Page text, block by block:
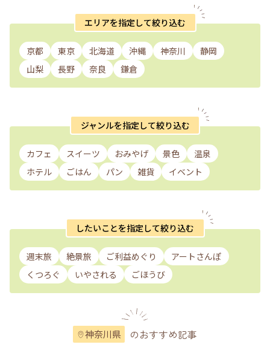
エリアを指定して絞り込む
京都 東京 北海道 沖縄 神奈川
静岡
山梨
長野 奈良 鎌倉
ジャンルを指定して絞り込む
カフェ スイーツ おみやげ 景色
温泉
ホテル
ごはん パン 雑貨 イベント
したいことを指定して絞り込む
週末旅 絶景旅 ご利益めぐり
アートさんぽ
くつろぐ
いやされる ごほうび
神奈川県 のおすすめ記事